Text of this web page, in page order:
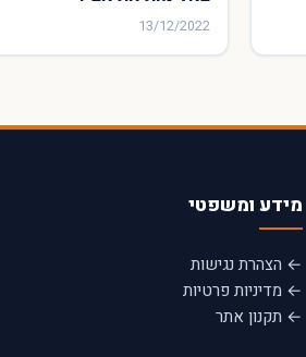
13/12/2022
מידע ומשפטי
← הצהרת נגישות
← מדיניות פרטיות
← תקנון אתר